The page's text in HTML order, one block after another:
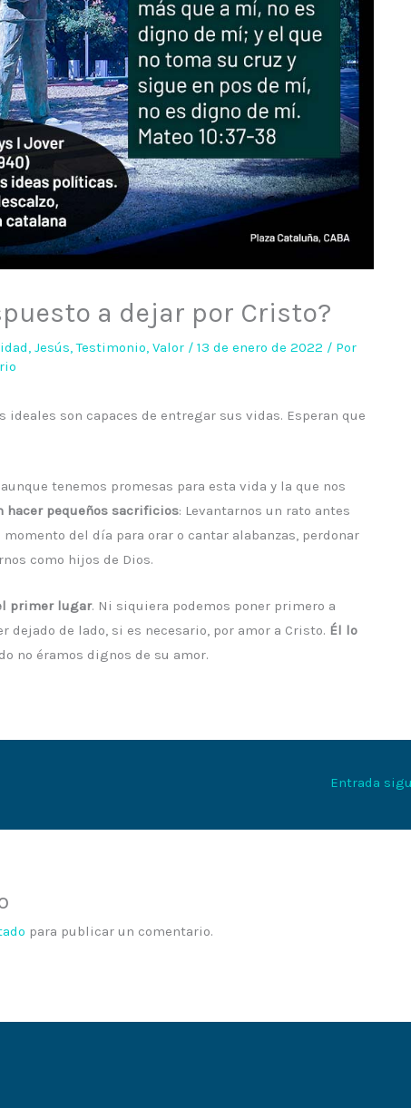
a dejar por Cristo?
,Jesús,Testimonio,Valor /13 de enero de 2022 / Por
ideales son capaces de entregar sus vidas. Esperan que
tenemos promesas para esta vida y la que nos
hacer pequeños sacrificios: Levantarnos un rato antes
del día para orar o cantar alabanzas, perdonar
como hijos de Dios.
primer lugar. Ni siquiera podemos poner primero a
dejado de lado, si es necesario, por amor a Cristo. Él lo
no éramos dignos de su amor.
Entrada
para publicar un comentario.